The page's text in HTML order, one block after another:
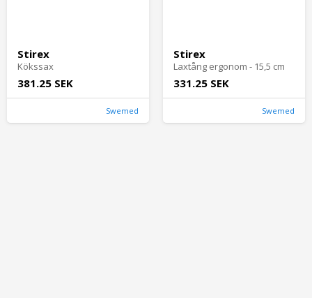
Stirex
Kökssax
381.25 SEK
Swemed
Stirex
Laxtång ergonom - 15,5 cm
331.25 SEK
Swemed